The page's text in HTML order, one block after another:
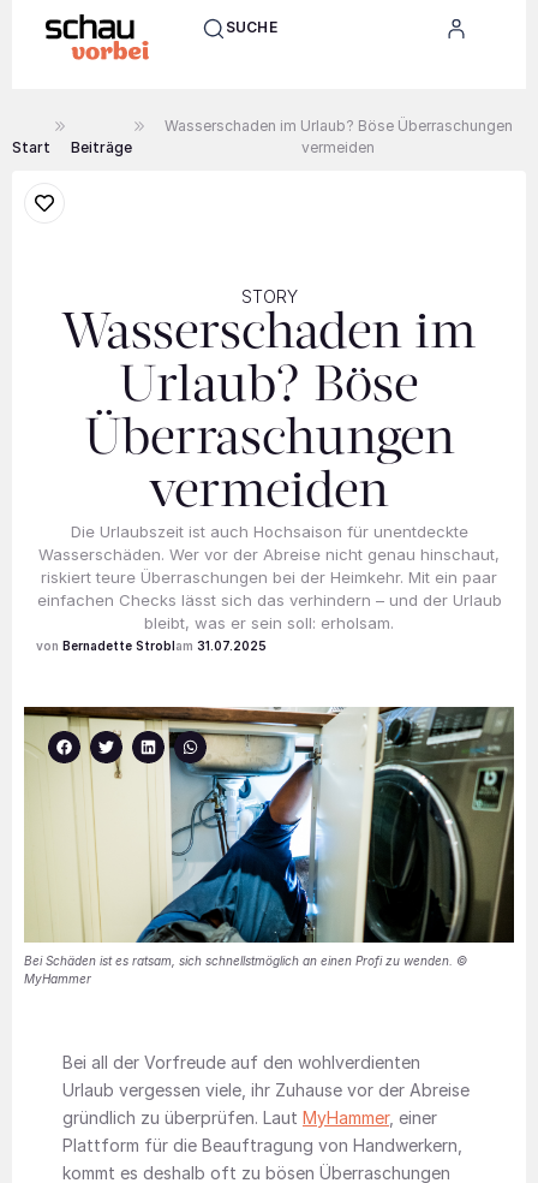
SUCHE
Start Beiträge
Wasserschaden im Urlaub? Böse Überraschungen
vermeiden
STORY
Wasserschaden im
Urlaub? Böse
Überraschungen
vermeiden
Die Urlaubszeit ist auch Hochsaison für unentdeckte
Wasserschäden. Wer vor der Abreise nicht genau hinschaut,
riskiert teure Überraschungen bei der Heimkehr. Mit ein paar
einfachen Checks lässt sich das verhindern – und der Urlaub
bleibt, was er sein soll: erholsam.
Bernadette Strobl 31.07.2025
Bei Schäden ist es ratsam, sich schnellstmöglich an einen Profi zu wenden. ©
MyHammer
Bei all der Vorfreude auf den wohlverdienten
Urlaub vergessen viele, ihr Zuhause vor der Abreise
gründlich zu überprüfen. Laut MyHammer, einer
Plattform für die Beauftragung von Handwerkern,
kommt es deshalb oft zu bösen Überraschungen